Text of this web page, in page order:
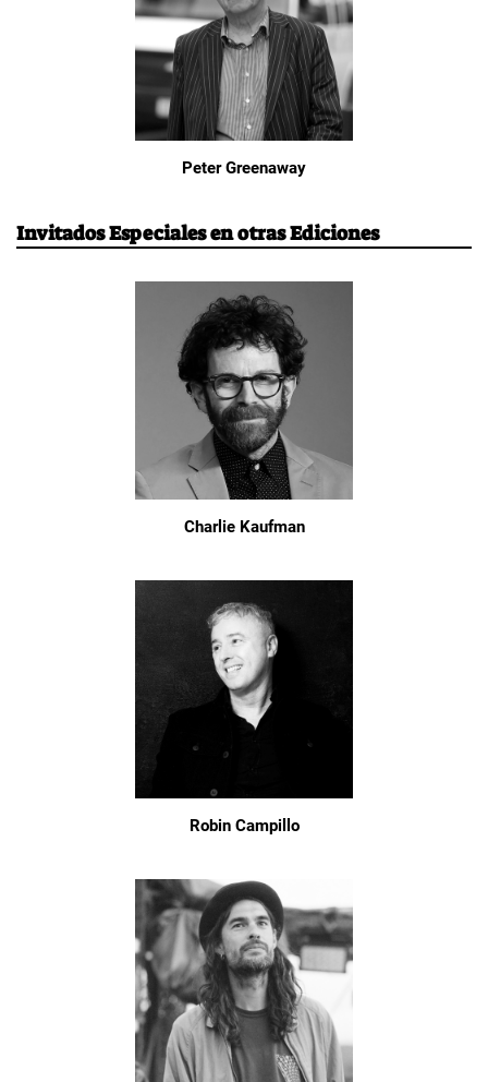
Peter Greenaway
Invitados Especiales en otras Ediciones
Charlie Kaufman
Robin Campillo